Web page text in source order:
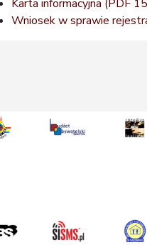
Karta informacyjna (PDF
Wniosek w sprawie